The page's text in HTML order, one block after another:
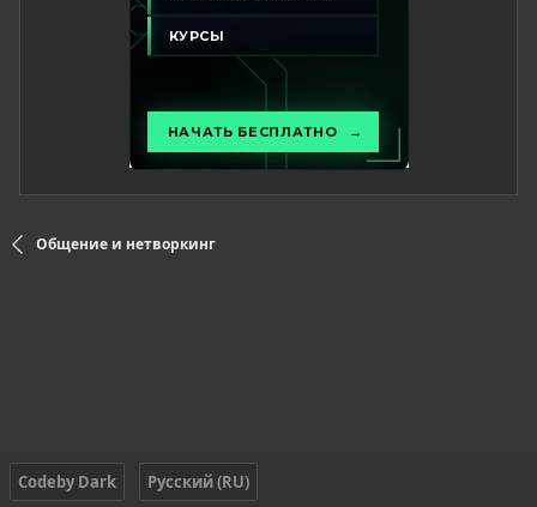
Общение и нетворкинг
Codeby Dark
Русский (RU)